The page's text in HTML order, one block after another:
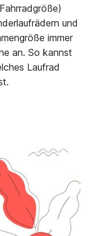
und
immer
an. So kannst
Laufrad